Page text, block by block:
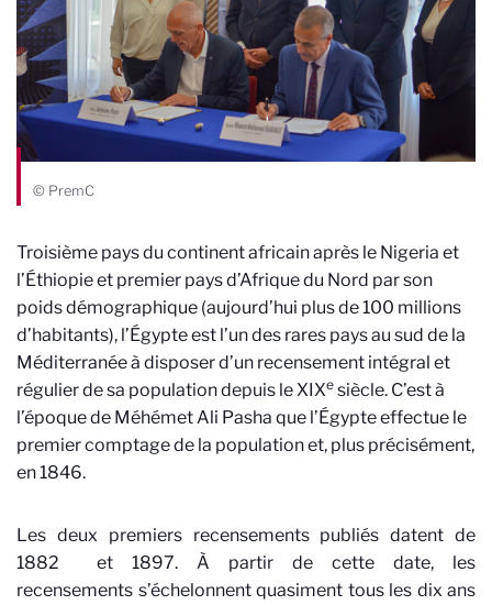
© PremC
Troisième pays du continent africain après le Nigeria et
l’Éthiopie et premier pays d’Afrique du Nord par son
poids démographique (aujourd’hui plus de 100 millions
d’habitants), l’Égypte est l’un des rares pays au sud de la
Méditerranée à disposer d’un recensement intégral et
régulier de sa population depuis le XIXe siècle. C’est à
l’époque de Méhémet Ali Pasha que l’Égypte effectue le
premier comptage de la population et, plus précisément,
en 1846.
Les deux premiers recensements publiés datent de
1882
et 1897. À partir de cette date, les
recensements s’échelonnent quasiment tous les dix ans